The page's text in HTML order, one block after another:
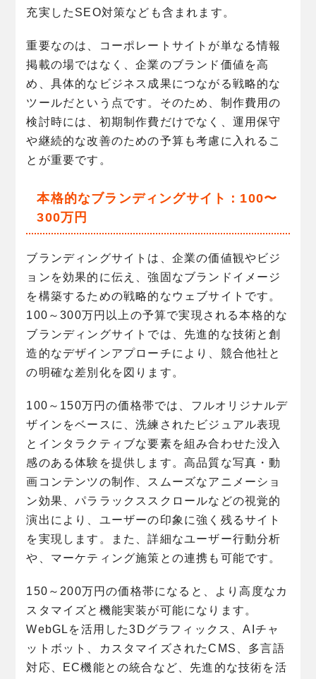
充実したSEO対策なども含まれます。
重要なのは、コーポレートサイトが単なる情報
掲載の場ではなく、企業のブランド価値を高
め、具体的なビジネス成果につながる戦略的な
ツールだという点です。そのため、制作費用の
検討時には、初期制作費だけでなく、運用保守
や継続的な改善のための予算も考慮に入れるこ
とが重要です。
本格的なブランディングサイト：100〜
300万円
ブランディングサイトは、企業の価値観やビジ
ョンを効果的に伝え、強固なブランドイメージ
を構築するための戦略的なウェブサイトです。
100～300万円以上の予算で実現される本格的な
ブランディングサイトでは、先進的な技術と創
造的なデザインアプローチにより、競合他社と
の明確な差別化を図ります。
100～150万円の価格帯では、フルオリジナルデ
ザインをベースに、洗練されたビジュアル表現
とインタラクティブな要素を組み合わせた没入
感のある体験を提供します。高品質な写真・動
画コンテンツの制作、スムーズなアニメーショ
ン効果、パララックススクロールなどの視覚的
演出により、ユーザーの印象に強く残るサイト
を実現します。また、詳細なユーザー行動分析
や、マーケティング施策との連携も可能です。
150～200万円の価格帯になると、より高度なカ
スタマイズと機能実装が可能になります。
WebGLを活用した3Dグラフィックス、AIチャ
ットボット、カスタマイズされたCMS、多言語
対応、EC機能との統合など、先進的な技術を活